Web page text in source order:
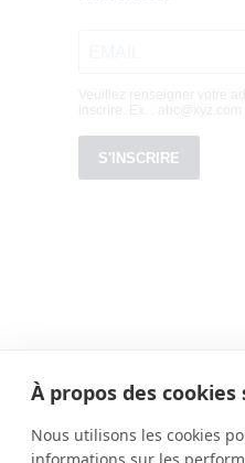
À propos des cookies
Nous utilisons les cookies
Dernières actualités